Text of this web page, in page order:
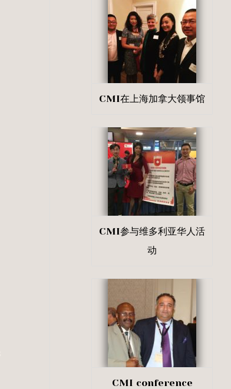
CMI在上海加拿大领事馆
CMI参与维多利亚华人活
动
CMI conference